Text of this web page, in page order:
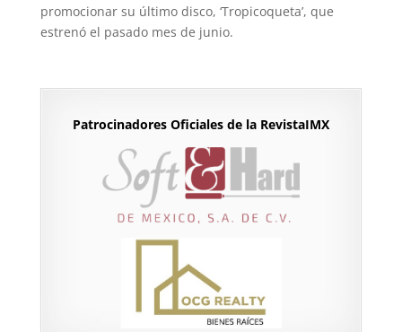
promocionar su último disco, ‘Tropicoqueta’, que
estrenó el pasado mes de junio.
Patrocinadores Oficiales de la RevistaIMX